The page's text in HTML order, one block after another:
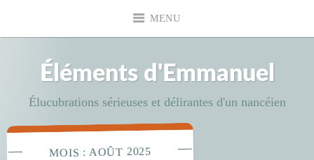
MENU
Éléments d'Emmanuel
Élucubrations sérieuses et délirantes d'un nancéien
MOIS : AOÛT 2025